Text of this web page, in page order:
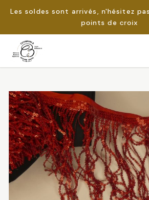
Les soldes sont arrivés, n'hésitez
points de croix
Passer